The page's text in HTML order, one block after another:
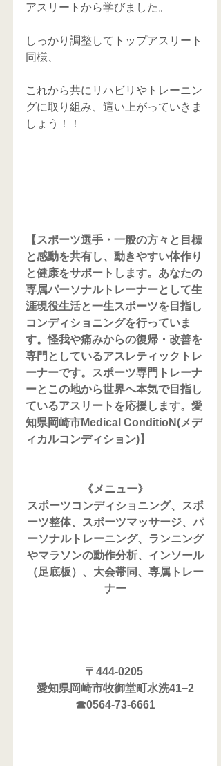
アスリートから学びました。
しっかり調整してトップアスリート
同様、
これから共にリハビリやトレーニン
グに取り組み、這い上がっていきま
しょう！！
【スポーツ選手・一般の方々と目標
と感動を共有し、動きやすい体作り
と健康をサポートします。あなたの
専属パーソナルトレーナーとして生
涯現役生活と一生スポーツを目指し
コンディショニングを行っていま
す。怪我や痛みからの復帰・改善を
専門としているアスレティックトレ
ーナーです。スポーツ専門トレーナ
ーとこの地から世界へ本気で目指し
ているアスリートを応援します。愛
知県岡崎市Medical ConditioN(メデ
ィカルコンディション)】
《メニュー》
スポーツコンディショニング、スポ
ーツ整体、スポーツマッサージ、パ
ーソナルトレーニング、ランニング
やマラソンの動作分析、インソール
（足底板）、大会帯同、専属トレー
ナー
〒444-0205
愛知県岡崎市牧御堂町水洗41−2
☎0564-73-6661